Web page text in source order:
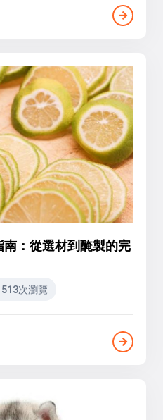
：從選材到醃製的完
513次瀏覽